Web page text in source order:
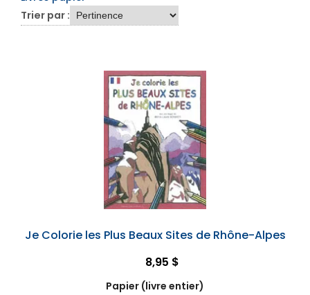
Trier par :
Je Colorie les Plus Beaux Sites de Rhône-Alpes
8,95 $
Papier (livre entier)